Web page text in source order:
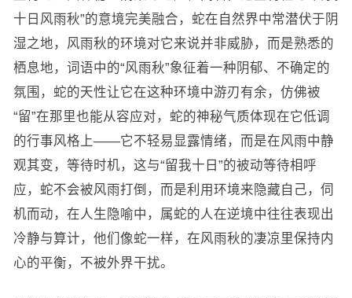
十日风雨秋”的意境完美融合，蛇在自然界中常潜伏于阴
湿之地，风雨秋的环境对它来说并非威胁，而是熟悉的
栖息地，词语中的“风雨秋”象征着一种阴郁、不确定的
氛围，蛇的天性让它在这种环境中游刃有余，仿佛被
“留”在那里也能从容应对，蛇的神秘气质体现在它低调
的行事风格上——它不轻易显露情绪，而是在风雨中静
观其变，等待时机，这与“留我十日”的被动等待相呼
应，蛇不会被风雨打倒，而是利用环境来隐藏自己，伺
机而动，在人生隐喻中，属蛇的人在逆境中往往表现出
冷静与算计，他们像蛇一样，在风雨秋的凄凉里保持内
心的平衡，不被外界干扰。